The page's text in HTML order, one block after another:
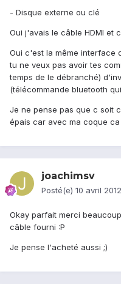
- Disque externe ou clé
Oui j'avais le câble HDMI et
Oui c'est la même interface
tu ne veux pas avoir tes
temps de le débranché)
(télécommande bluetooth
Je ne pense pas que c soit
épais car avec ma coque ca
joachimsv
Posté(e) 10 avril 2012
Okay parfait merci
câble fourni :P
Je pense l'acheté aussi ;)